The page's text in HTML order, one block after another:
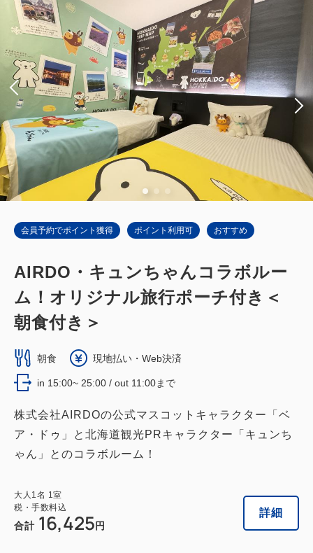
会員予約でポイント獲得 ポイント利用可 おすすめ
AIRDO・キュンちゃんコラボルー
ム！オリジナル旅行ポーチ付き＜
朝食付き＞
朝食 現地払い・Web決済
in 15:00~ 25:00 / out 11:00まで
株式会社AIRDOの公式マスコットキャラクター「ベ
ア・ドゥ」と北海道観光PRキャラクター「キュンち
ゃん」とのコラボルーム！
大人 1名 1室
税・手数料込
合計 16,425 円
詳細